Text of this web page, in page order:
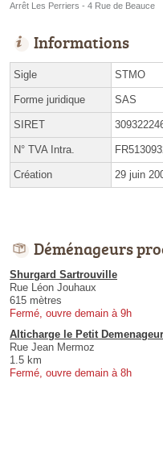
Arrêt Les Perriers - 4 Rue de Beauce
Informations
Sigle STMO
Forme juridique SAS
SIRET
N° TVA Intra.
Création 29 juin
Déménageurs
Shurgard Sartrouville
Rue Léon Jouhaux
615 mètres
Fermé, ouvre demain à 9h
Alticharge le Petit Demenageur
Rue Jean Mermoz
1.5 km
Fermé, ouvre demain à 8h